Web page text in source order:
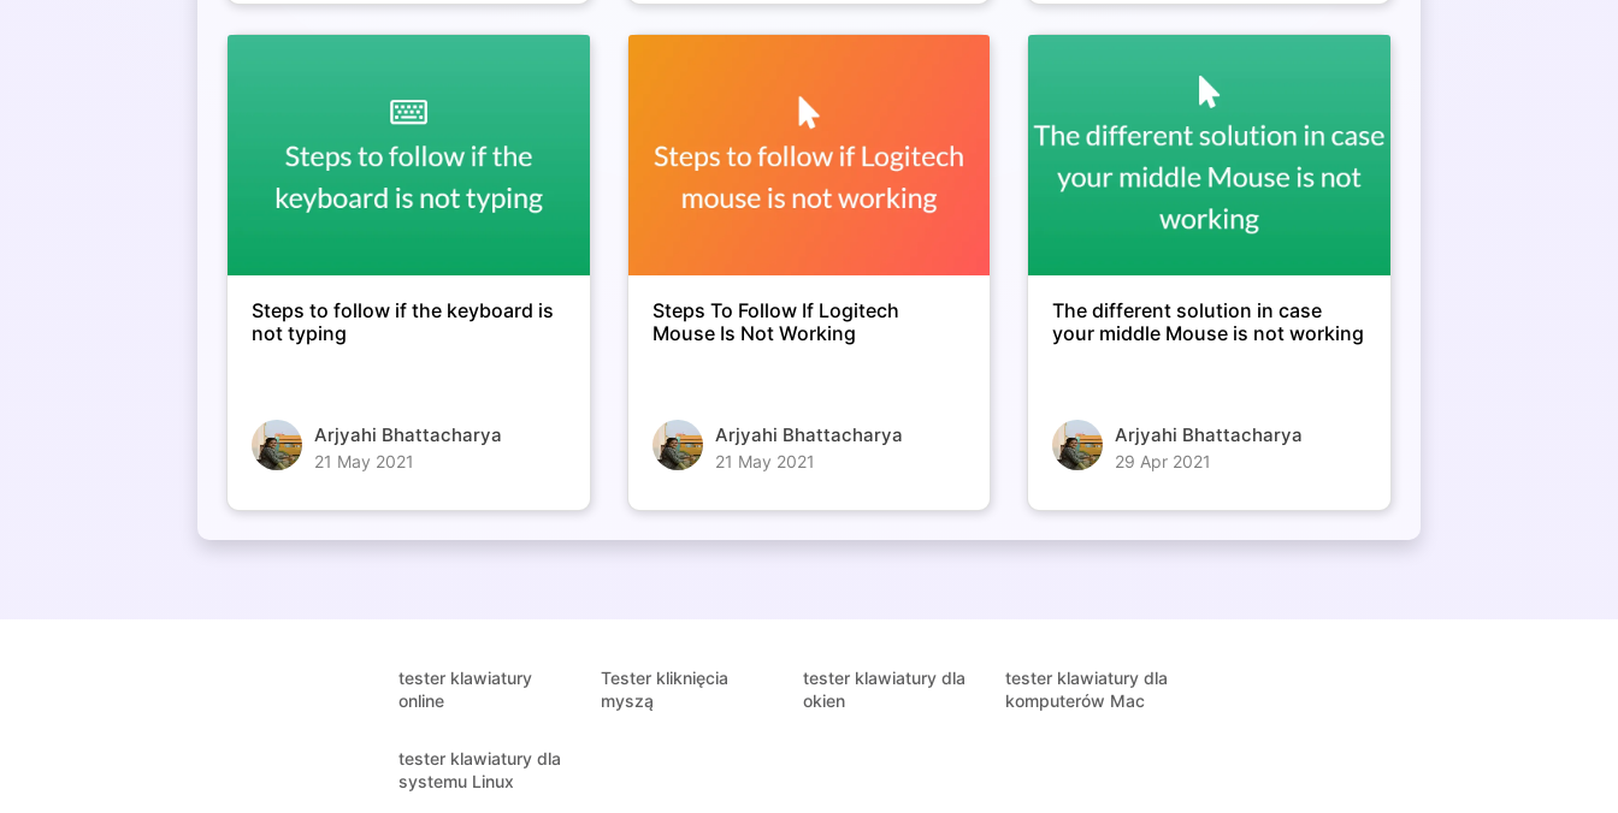
Steps to follow if the keyboard is
not typing
Arjyahi Bhattacharya
21 May 2021
Steps To Follow If Logitech
Mouse Is Not Working
Arjyahi Bhattacharya
21 May 2021
The different solution in case
your middle Mouse is not working
Arjyahi Bhattacharya
29 Apr 2021
tester klawiatury
online
Tester kliknięcia
myszą
tester klawiatury dla
okien
tester klawiatury dla
komputerów Mac
tester klawiatury dla
systemu Linux